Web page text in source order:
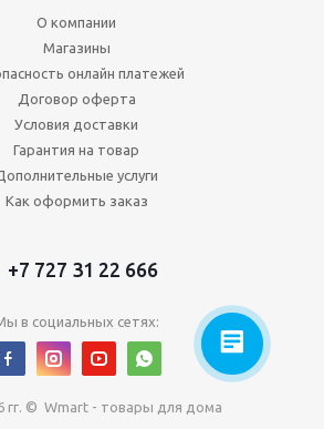
О компании
Магазины
онлайн платежей
Договор оферта
Условия доставки
Гарантия на товар
услуги
Как оформить заказ
+7 727 31 22 666
в социальных сетях:
гг. © Wmart - товары для дома